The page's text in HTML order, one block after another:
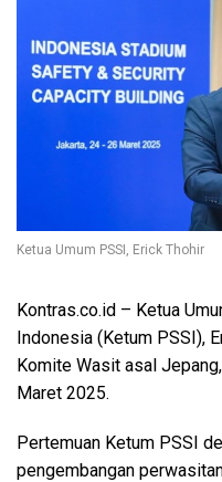
Ketua Umum PSSI, Erick Thohir
Kontras.co.id – Ketua
Indonesia (Ketum PSSI),
Komite Wasit asal
Maret 2025.
Pertemuan Ketum PSSI
pengembangan